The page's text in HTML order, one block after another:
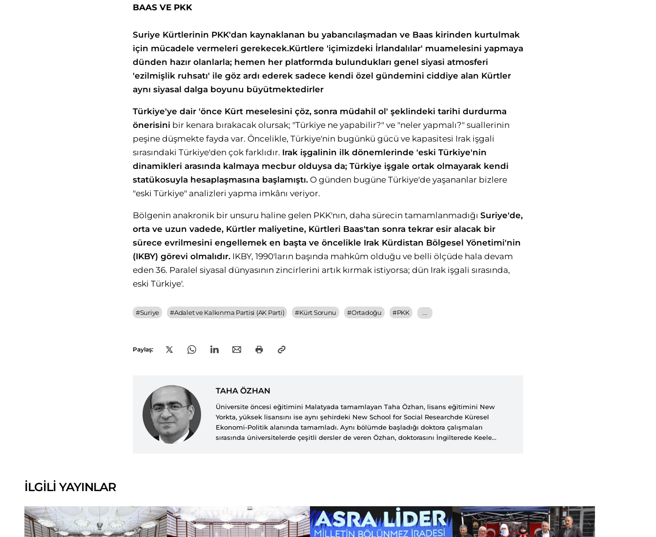
BAAS VE PKK
Suriye Kürtlerinin PKK'dan kaynaklanan bu yabancılaşmadan ve Baas kirinden kurtulmak
için mücadele vermeleri gerekecek.Kürtlere 'içimizdeki İrlandalılar' muamelesini yapmaya
dünden hazır olanlarla; hemen her platformda bulundukları genel siyasi atmosferi
'ezilmişlik ruhsatı' ile göz ardı ederek sadece kendi özel gündemini ciddiye alan Kürtler
aynı siyasal dalga boyunu büyütmektedirler
Türkiye'ye dair 'önce Kürt meselesini çöz, sonra müdahil ol' şeklindeki tarihi durdurma
önerisini bir kenara bırakacak olursak; "Türkiye ne yapabilir?" ve "neler yapmalı?" suallerinin
peşine düşmekte fayda var. Öncelikle, Türkiye'nin bugünkü gücü ve kapasitesi Irak işgali
sırasındaki Türkiye'den çok farklıdır. Irak işgalinin ilk dönemlerinde 'eski Türkiye'nin
dinamikleri arasında kalmaya mecbur olduysa da; Türkiye işgale ortak olmayarak kendi
statükosuyla hesaplaşmasına başlamıştı. O günden bugüne Türkiye'de yaşananlar bizlere
"eski Türkiye" analizleri yapma imkânı veriyor.
Bölgenin anakronik bir unsuru haline gelen PKK'nın, daha sürecin tamamlanmadığı Suriye'de,
orta ve uzun vadede, Kürtler maliyetine, Kürtleri Baas'tan sonra tekrar esir alacak bir
sürece evrilmesini engellemek en başta ve öncelikle Irak Kürdistan Bölgesel Yönetimi'nin
(IKBY) görevi olmalıdır. IKBY, 1990'ların başında mahkûm olduğu ve belli ölçüde hala devam
eden 36. Paralel siyasal dünyasının zincirlerini artık kırmak istiyorsa; dün Irak işgali sırasında,
eski Türkiye'.
#Suriye #Adalet ve Kalkınma Partisi (AK Parti) #Kürt Sorunu #Ortadoğu #PKK
Paylaş:
TAHA ÖZHAN
Üniversite öncesi eğitimini Malatyada tamamlayan Taha Özhan, lisans eğitimini New
Yorkta, yüksek lisansını ise aynı şehirdeki New School for Social Researchde Küresel
Ekonomi-Politik alanında tamamladı. Aynı bölümde başladığı doktora çalışmaları
sırasında üniversitelerde çeşitli dersler de veren Özhan, doktorasını İngilterede Keele
akademik çalışmalarını, dış politika ve Türkiye siyaseti üzerine sürdürdü. SETAda gerek
Türkiye gerekse de bölge ülkelerinde saha araştırmaları yöneten Özhan, araştırmalarında
bölgesel değişimi ve aktörlerini yakinen takip etme imkânı buldu, Türkiye ve Ortadoğuda
İLGİLİ YAYINLAR